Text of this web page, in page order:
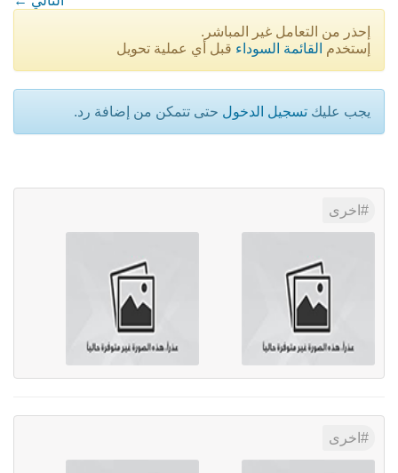
إحذر من التعامل غير المباشر.
إستخدم القائمة السوداء قبل أي عملية تحويل
يجب عليك تسجيل الدخول حتى تتمكن من إضافة رد.
اخرى
اخرى